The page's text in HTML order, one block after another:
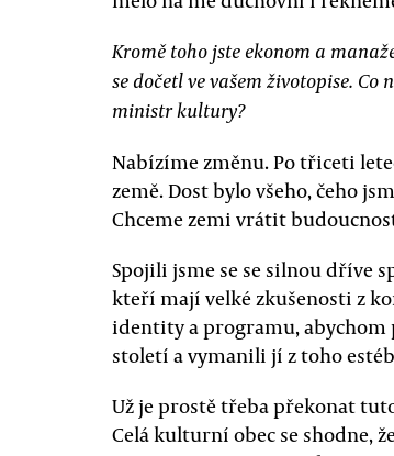
Kromě toho jste ekonom a
se dočetl ve vašem životopise.
ministr kultury?
Nabízíme změnu. Po třiceti
země. Dost bylo všeho, čeho
Chceme zemi vrátit
Spojili jsme se se silnou dříve
kteří mají velké zkušenosti z
identity a programu, abychom
století a vymanili jí z toho
Už je prostě třeba překonat
Celá kulturní obec se shodne,